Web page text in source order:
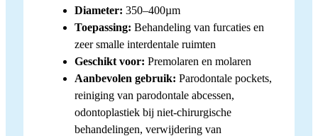
Diameter: 350–400µm
Toepassing: Behandeling van furcaties en
zeer smalle interdentale ruimten
Geschikt voor: Premolaren en molaren
Aanbevolen gebruik: Parodontale pockets,
reiniging van parodontale abcessen,
odontoplastiek bij niet-chirurgische
behandelingen, verwijdering van